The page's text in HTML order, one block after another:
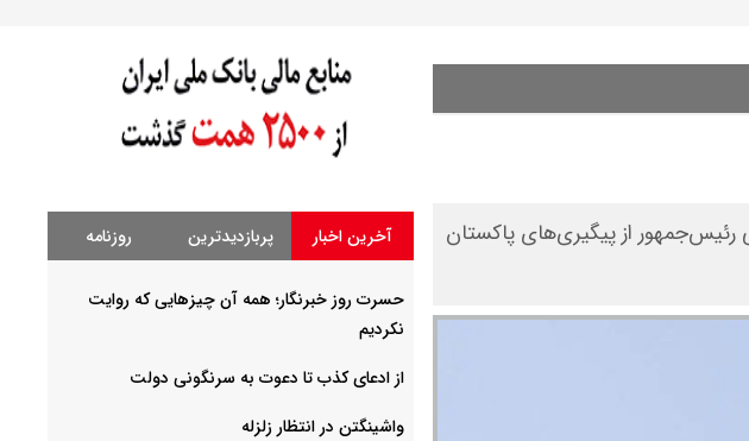
از پیگیری‌های پاکستان
آخرین اخبار پربازدیدترین روزنامه
حسرت روز خبرنگار؛ همه آن چیزهایی که روایت
نکردیم
از ادعای کذب تا دعوت به سرنگونی دولت
واشینگتن در انتظار زلزله